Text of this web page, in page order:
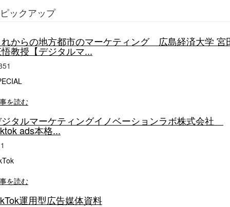
ピックアップ
からの地方都市のマーケティング 広島経済大学 宮
教授【デジタルマ...
を読む
タルマーケティングイノベーションラボ株式会社
ads本格...
を読む
運用型広告媒体資料